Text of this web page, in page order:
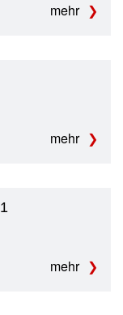
mehr
mehr
mehr